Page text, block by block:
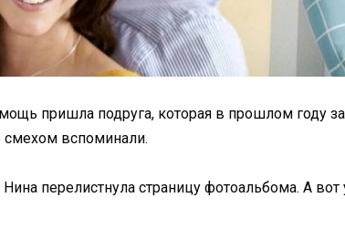
пришла подруга, которая в прошлом году
смехом вспоминали.
перелистнула страницу фотоальбома. А